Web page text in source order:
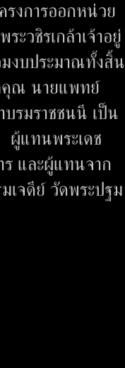
รงการออกหน่วย
ะวชิรเกล้าเจ้าอยู่
งบประมาณทั้งสิ้น
คุณ นายแพทย์
รมราชชนนี เป็น
ผู้แทนพระเดช
ร และผู้แทนจาก
เจดีย์ วัดพระปฐม